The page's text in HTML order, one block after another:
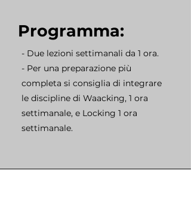
Programma:
- Due lezioni settimanali da 1 ora.
- Per una preparazione più
completa si consiglia di integrare
le discipline di Waacking, 1 ora
settimanale, e Locking 1 ora
settimanale.